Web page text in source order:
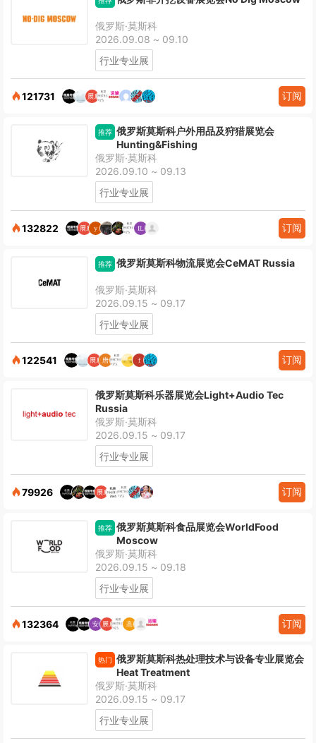
俄罗斯·莫斯科
2026.09.08 ~ 09.10
行业专业展
121731 订阅
推荐 俄罗斯莫斯科户外用品及狩猎展览会
Hunting&Fishing
俄罗斯·莫斯科
2026.09.10 ~ 09.13
行业专业展
132822 订阅
推荐 俄罗斯莫斯科物流展览会CeMAT Russia
俄罗斯·莫斯科
2026.09.15 ~ 09.17
行业专业展
122541 订阅
俄罗斯莫斯科乐器展览会Light+Audio Tec
Russia
俄罗斯·莫斯科
2026.09.15 ~ 09.17
行业专业展
79926 订阅
推荐 俄罗斯莫斯科食品展览会WorldFood
Moscow
俄罗斯·莫斯科
2026.09.15 ~ 09.18
行业专业展
132364 订阅
热门 俄罗斯莫斯科热处理技术与设备专业展览会
Heat Treatment
俄罗斯·莫斯科
2026.09.15 ~ 09.17
行业专业展